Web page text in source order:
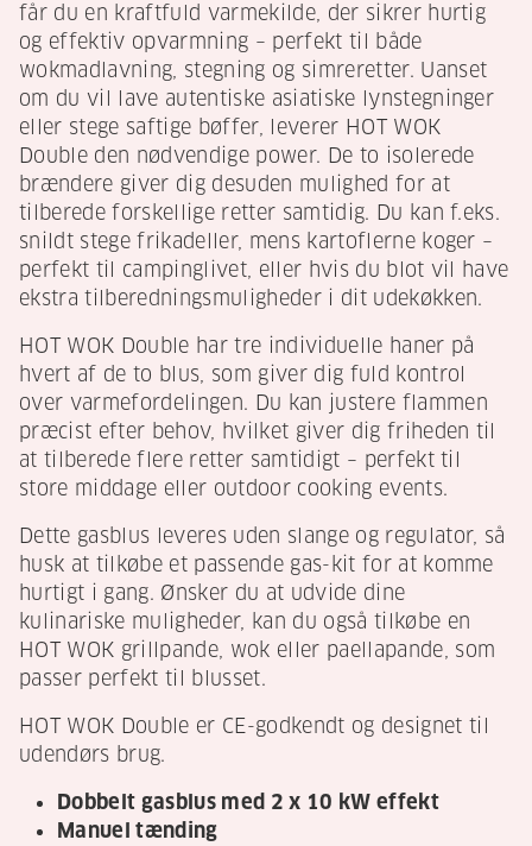
får du en kraftfuld varmekilde, der sikrer hurtig
og effektiv opvarmning – perfekt til både
wokmadlavning, stegning og simreretter. Uanset
om du vil lave autentiske asiatiske lynstegninger
eller stege saftige bøffer, leverer HOT WOK
Double den nødvendige power. De to isolerede
brændere giver dig desuden mulighed for at
tilberede forskellige retter samtidig. Du kan f.eks.
snildt stege frikadeller, mens kartoflerne koger –
perfekt til campinglivet, eller hvis du blot vil have
ekstra tilberedningsmuligheder i dit udekøkken.
HOT WOK Double har tre individuelle haner på
hvert af de to blus, som giver dig fuld kontrol
over varmefordelingen. Du kan justere flammen
præcist efter behov, hvilket giver dig friheden til
at tilberede flere retter samtidigt – perfekt til
store middage eller outdoor cooking events.
Dette gasblus leveres uden slange og regulator, så
husk at tilkøbe et passende gas-kit for at komme
hurtigt i gang. Ønsker du at udvide dine
kulinariske muligheder, kan du også tilkøbe en
HOT WOK grillpande, wok eller paellapande, som
passer perfekt til blusset.
HOT WOK Double er CE-godkendt og designet til
udendørs brug.
Dobbelt gasblus med 2 x 10 kW effekt
Manuel tænding